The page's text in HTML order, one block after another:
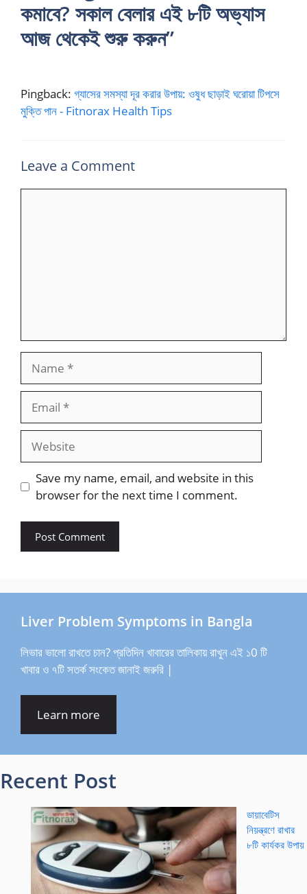
কমাবে? সকাল বেলার এই ৮টি অভ্যাস
আজ থেকেই শুরু করুন”
Pingback: গ্যাসের সমস্যা দূর করার উপায়: ওষুধ ছাড়াই ঘরোয়া টিপসে
মুক্তি পান - Fitnorax Health Tips
Leave a Comment
Website
Save my name, email, and website in this
browser for the next time I comment.
Liver Problem Symptoms in Bangla
লিভার ভালো রাখতে চান? প্রতিদিন খাবারের তালিকায় রাখুন এই ১0 টি
খাবার ও ৭টি সতর্ক সংকেত জানাই জরুরি |
Learn more
Recent Post
ডায়াবেটিস
নিয়ন্ত্রণে রাখার
৮টি কার্যকর উপায়